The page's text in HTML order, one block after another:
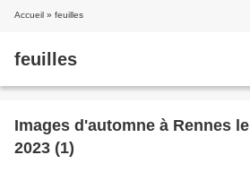
Accueil » feuilles
feuilles
Images d'automne à Rennes le 19 novembre
2023 (1)